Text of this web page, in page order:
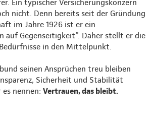
Ein typischer Versicherungskonzern
nicht. Denn bereits seit der Gründung
im Jahre 1926 ist er ein
auf Gegenseitigkeit”. Daher stellt er die
in den Mittelpunkt.
seinen Ansprüchen treu bleiben
Sicherheit und Stabilität
nennen: Vertrauen, das bleibt.